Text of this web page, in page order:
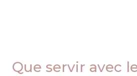
Que servir avec